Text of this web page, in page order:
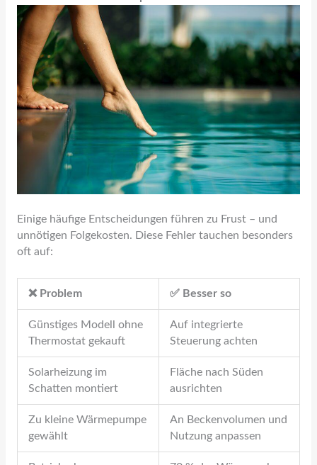
Einige häufige Entscheidungen führen zu Frust – und
unnötigen Folgekosten. Diese Fehler tauchen besonders
oft auf:
❌ Problem ✅ Besser so
Günstiges Modell ohne
Thermostat gekauft
Auf integrierte
Steuerung achten
Solarheizung im
Schatten montiert
Fläche nach Süden
ausrichten
Zu kleine Wärmepumpe
gewählt
An Beckenvolumen und
Nutzung anpassen